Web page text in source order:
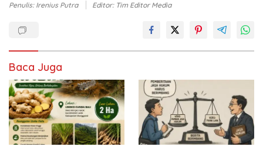
Penulis: Irenius Putra Editor: Tim Editor Media
Baca Juga